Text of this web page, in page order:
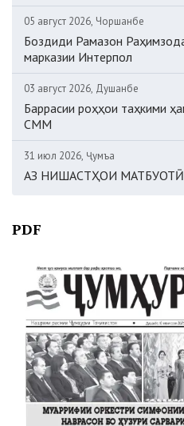
05 август 2026, Чоршанбе
Боздиди Рамазон
марказии Интерпол
03 август 2026, Душанбе
Баррасии роҳҳои таҳкими
СММ
31 июл 2026, Ҷумъа
АЗ НИШАСТҲОИ МАТБУОТӢ
PDF